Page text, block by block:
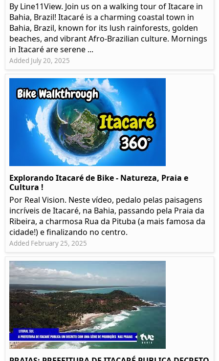
By Line11View. Join us on a walking tour of Itacare in
Bahia, Brazil! Itacaré is a charming coastal town in
Bahia, Brazil, known for its lush rainforests, golden
beaches, and vibrant Afro-Brazilian culture. Mornings
in Itacaré are serene ...
Added July 20, 2025
Explorando Itacaré de Bike - Natureza, Praia e
Cultura !
Por Real Vision. Neste vídeo, pedalo pelas paisagens
incríveis de Itacaré, na Bahia, passando pela Praia da
Ribeira, a charmosa Rua da Pituba (a mais famosa da
cidade!) e finalizando no centro.
Added February 25, 2025